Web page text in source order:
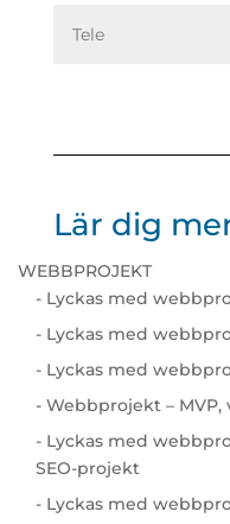
Lär dig
WEBBPROJEKT
- Lyckas med
- Lyckas med
- Lyckas med
- Webbprojekt – MVP,
- Lyckas med
SEO-projekt
- Lyckas med